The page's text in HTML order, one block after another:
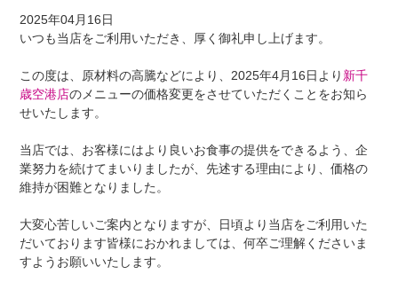
2025年04月16日
いつも当店をご利用いただき、厚く御礼申し上げます。
この度は、原材料の高騰などにより、2025年4月16日より 新千
歳空港店のメニューの価格変更をさせていただくことをお知ら
せいたします。
当店では、お客様にはより良いお食事の提供をできるよう、企
業努力を続けてまいりましたが、先述する理由により、価格の
維持が困難となりました。
大変心苦しいご案内となりますが、日頃より当店をご利用いた
だいております皆様におかれましては、何卒ご理解くださいま
すようお願いいたします。